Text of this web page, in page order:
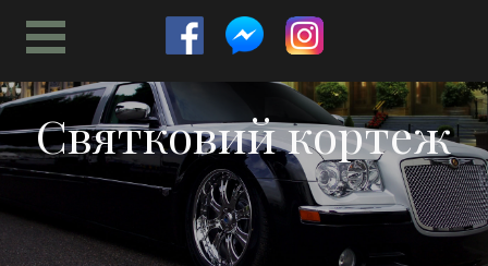
содержимому
Святковий кортеж